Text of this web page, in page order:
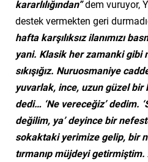
kararlılığından”dem vuruyor,
destek vermekten geri
hafta karşılıksız ilanımızı
yani. Klasik her zamanki gibi
sıkışığız. Nuruosmaniye
yuvarlak, ince, uzun güzel bir
dedi… ‘Ne vereceğiz’ dedim.
değilim, ya’ deyince bir
sokaktaki yerimize gelip, bir
tırmanıp müjdeyi getirmiştim.